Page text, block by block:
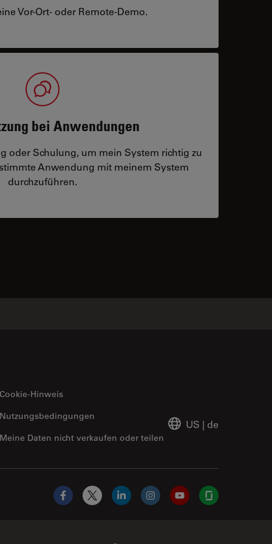
Vor-Ort- oder Remote-Demo.
bei Anwendungen
oder Schulung, um mein System richtig zu
Anwendung mit meinem System
durchzuführen.
Cookie-Hinweis
Meine Daten nicht verkaufen oder teilen
Nutzungsbedingungen
US | de
Facebook
X LinkedInInstagramYouTubeGlassdoor